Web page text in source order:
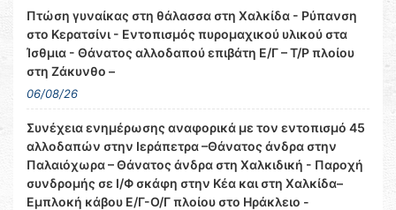
Πτώση γυναίκας στη θάλασσα στη Χαλκίδα - Ρύπανση
στο Κερατσίνι - Εντοπισμός πυρομαχικού υλικού στα
Ίσθμια - Θάνατος αλλοδαπού επιβάτη Ε/Γ – Τ/Ρ πλοίου
στη Ζάκυνθο –
06/08/26
Συνέχεια ενημέρωσης αναφορικά με τον εντοπισμό 45
αλλοδαπών στην Ιεράπετρα –Θάνατος άνδρα στην
Παλαιόχωρα – Θάνατος άνδρα στη Χαλκιδική - Παροχή
συνδρομής σε Ι/Φ σκάφη στην Κέα και στη Χαλκίδα–
Εμπλοκή κάβου Ε/Γ-Ο/Γ πλοίου στο Ηράκλειο -